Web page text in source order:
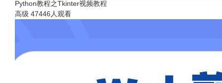
Python教程之Tkinter视频教程
高级 47446人观看